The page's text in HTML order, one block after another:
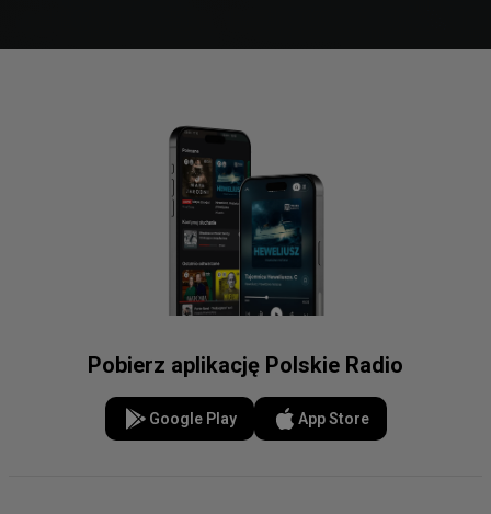
Pobierz aplikację Polskie Radio
Google Play App Store